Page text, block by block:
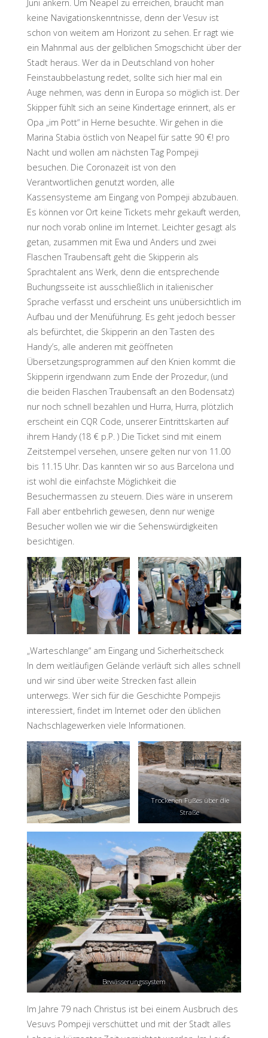
Juni ankern. Um Neapel zu erreichen, braucht man
keine Navigationskenntnisse, denn der Vesuv ist
schon von weitem am Horizont zu sehen. Er ragt wie
ein Mahnmal aus der gelblichen Smogschicht über der
Stadt heraus. Wer da in Deutschland von hoher
Feinstaubbelastung redet, sollte sich hier mal ein
Auge nehmen, was denn in Europa so möglich ist. Der
Skipper fühlt sich an seine Kindertage erinnert, als er
Opa „im Pott“ in Herne besuchte. Wir gehen in die
Marina Stabia östlich von Neapel für satte 90 €! pro
Nacht und wollen am nächsten Tag Pompeji
besuchen. Die Coronazeit ist von den
Verantwortlichen genutzt worden, alle
Kassensysteme am Eingang von Pompeji abzubauen.
Es können vor Ort keine Tickets mehr gekauft werden,
nur noch vorab online im Internet. Leichter gesagt als
getan, zusammen mit Ewa und Anders und zwei
Flaschen Traubensaft geht die Skipperin als
Sprachtalent ans Werk, denn die entsprechende
Buchungsseite ist ausschließlich in italienischer
Sprache verfasst und erscheint uns unübersichtlich im
Aufbau und der Menüführung. Es geht jedoch besser
als befürchtet, die Skipperin an den Tasten des
Handy’s, alle anderen mit geöffneten
Übersetzungsprogrammen auf den Knien kommt die
Skipperin irgendwann zum Ende der Prozedur, (und
die beiden Flaschen Traubensaft an den Bodensatz)
nur noch schnell bezahlen und Hurra, Hurra, plötzlich
erscheint ein CQR Code, unserer Eintrittskarten auf
ihrem Handy (18 € p.P. ) Die Ticket sind mit einem
Zeitstempel versehen, unsere gelten nur von 11.00
bis 11.15 Uhr. Das kannten wir so aus Barcelona und
ist wohl die einfachste Möglichkeit die
Besuchermassen zu steuern. Dies wäre in unserem
Fall aber entbehrlich gewesen, denn nur wenige
Besucher wollen wie wir die Sehenswürdigkeiten
besichtigen.
„Warteschlange“ am Eingang und Sicherheitscheck
In dem weitläufigen Gelände verläuft sich alles schnell
und wir sind über weite Strecken fast allein
unterwegs. Wer sich für die Geschichte Pompejis
interessiert, findet im Internet oder den üblichen
Nachschlagewerken viele Informationen.
Trockenen Fußes über die
Straße
Bewässerungssystem
Im Jahre 79 nach Christus ist bei einem Ausbruch des
Vesuvs Pompeji verschüttet und mit der Stadt alles